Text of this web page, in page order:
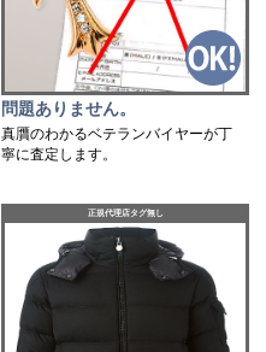
問題ありません。
真贋のわかるベテランバイヤーが丁
寧に査定します。
正規代理店タグ無し